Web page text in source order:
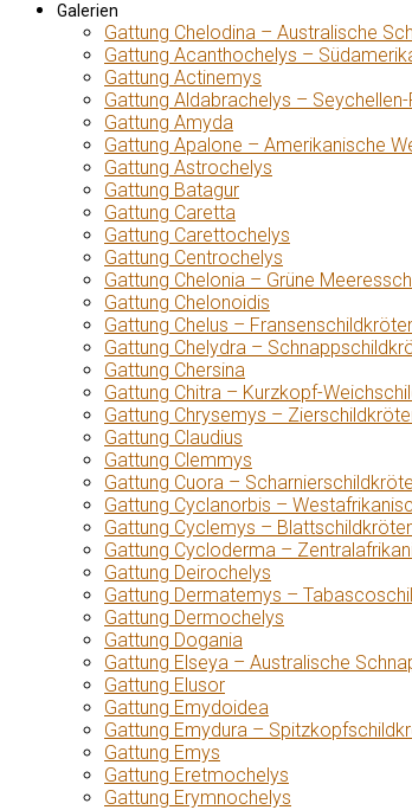
Galerien
Gattung Chelodina – Australische
Gattung Acanthochelys –
Gattung Actinemys
Gattung Aldabrachelys –
Gattung Amyda
Gattung Apalone – Amerikanische
Gattung Astrochelys
Gattung Batagur
Gattung Caretta
Gattung Carettochelys
Gattung Centrochelys
Gattung Chelonia – Grüne
Gattung Chelonoidis
Gattung Chelus –
Gattung Chelydra –
Gattung Chersina
Gattung Chitra – Kurzkopf-
Gattung Chrysemys –
Gattung Claudius
Gattung Clemmys
Gattung Cuora –
Gattung Cyclanorbis –
Gattung Cyclemys –
Gattung Cycloderma –
Gattung Deirochelys
Gattung Dermatemys –
Gattung Dermochelys
Gattung Dogania
Gattung Elseya – Australische
Gattung Elusor
Gattung Emydoidea
Gattung Emydura –
Gattung Emys
Gattung Eretmochelys
Gattung Erymnochelys